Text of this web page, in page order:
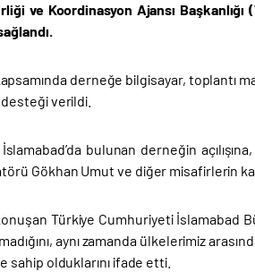
ve Koordinasyon Ajansı
derneğe bilgisayar, toplantı
verildi.
bulunan derneğin
Gökhan Umut ve diğer misafirlerin
Türkiye Cumhuriyeti İslamabad
aynı zamanda ülkelerimiz
sahip olduklarını ifade etti.